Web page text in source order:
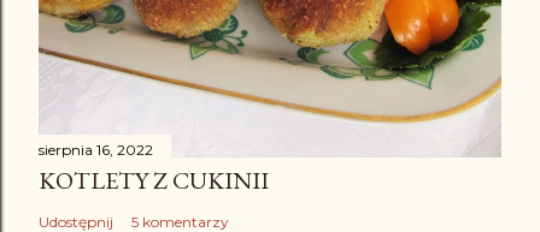
sierpnia 16, 2022
KOTLETY Z CUKINII
Udostępnij 5 komentarzy